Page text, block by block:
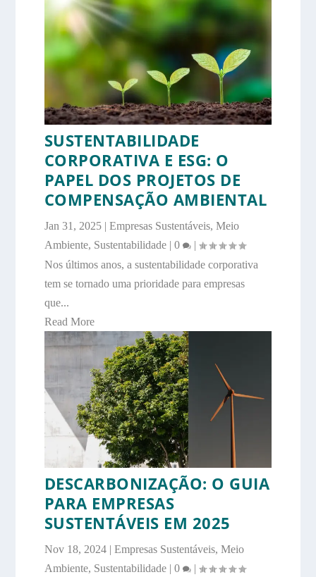
SUSTENTABILIDADE
CORPORATIVA E ESG: O
PAPEL DOS PROJETOS DE
COMPENSAÇÃO AMBIENTAL
Jan 31, 2025| Empresas Sustentáveis, Meio
Ambiente, Sustentabilidade| 0
|
Nos últimos anos, a sustentabilidade corporativa
tem se tornado uma prioridade para empresas
que...
Read More
DESCARBONIZAÇÃO: O GUIA
PARA EMPRESAS
SUSTENTÁVEIS EM 2025
Nov 18, 2024| Empresas Sustentáveis, Meio
Ambiente, Sustentabilidade| 0
|